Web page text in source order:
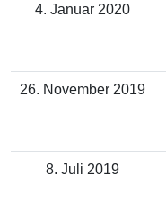
4. Januar 2020
26. November 2019
8. Juli 2019